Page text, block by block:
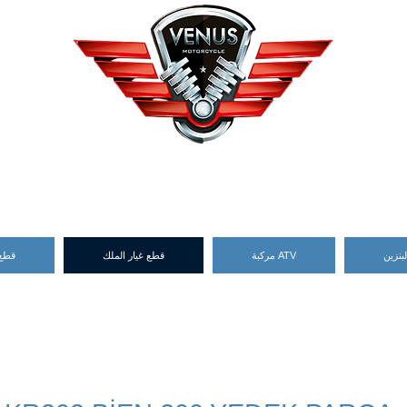
قطع غيار الملك مركبة ATV